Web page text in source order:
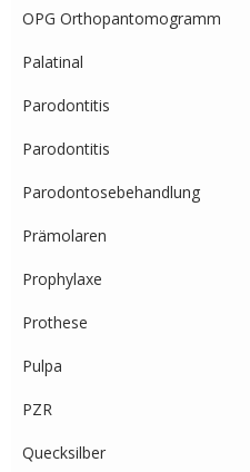
OPG Orthopantomogramm
Palatinal
Parodontitis
Parodontitis
Parodontosebehandlung
Prämolaren
Prophylaxe
Prothese
Pulpa
PZR
Quecksilber